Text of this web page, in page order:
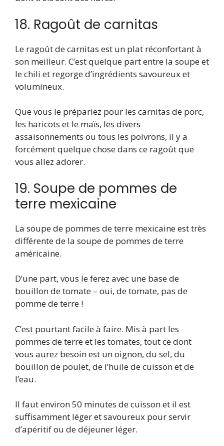
18. Ragoût de carnitas
Le ragoût de carnitas est un plat réconfortant à
son meilleur. C’est quelque part entre la soupe et
le chili et regorge d’ingrédients savoureux et
volumineux.
Que vous le prépariez pour les carnitas de porc,
les haricots et le maïs, les divers
assaisonnements ou tous les poivrons, il y a
forcément quelque chose dans ce ragoût que
vous allez adorer.
19. Soupe de pommes de
terre mexicaine
La soupe de pommes de terre mexicaine est très
différente de la soupe de pommes de terre
américaine.
D’une part, vous le ferez avec une base de
bouillon de tomate – oui, de tomate, pas de
pomme de terre !
C’est pourtant facile à faire. Mis à part les
pommes de terre et les tomates, tout ce dont
vous aurez besoin est un oignon, du sel, du
bouillon de poulet, de l’huile de cuisson et de
l’eau.
Il faut environ 50 minutes de cuisson et il est
suffisamment léger et savoureux pour servir
d’apéritif ou de déjeuner léger.